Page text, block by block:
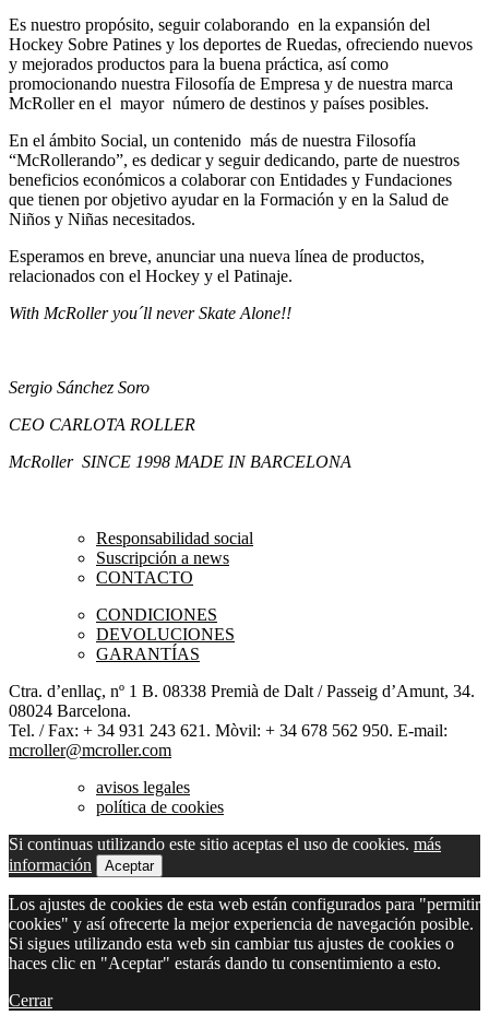
Es nuestro propósito, seguir colaborando en la expansión del
Hockey Sobre Patines y los deportes de Ruedas, ofreciendo nuevos
y mejorados productos para la buena práctica, así como
promocionando nuestra Filosofía de Empresa y de nuestra marca
McRoller en el mayor número de destinos y países posibles.
En el ámbito Social, un contenido más de nuestra Filosofía
“McRollerando”, es dedicar y seguir dedicando, parte de nuestros
beneficios económicos a colaborar con Entidades y Fundaciones
que tienen por objetivo ayudar en la Formación y en la Salud de
Niños y Niñas necesitados.
Esperamos en breve, anunciar una nueva línea de productos,
relacionados con el Hockey y el Patinaje.
With McRoller you´ll never Skate Alone!!
Sergio Sánchez Soro
CEO CARLOTA ROLLER
McRollerSINCE 1998 MADE IN BARCELONA
Responsabilidad social
Suscripción a news
CONTACTO
CONDICIONES
DEVOLUCIONES
GARANTÍAS
Ctra. d’enllaç, nº 1 B. 08338 Premià de Dalt / Passeig d’Amunt, 34.
08024 Barcelona.
Tel. / Fax: + 34 931 243 621. Mòvil: + 34 678 562 950. E-mail:
mcroller@mcroller.com
avisos legales
política de cookies
Si continuas utilizando este sitio aceptas el uso de cookies. más
información
Aceptar
Los ajustes de cookies de esta web están configurados para "permitir
cookies" y así ofrecerte la mejor experiencia de navegación posible.
Si sigues utilizando esta web sin cambiar tus ajustes de cookies o
haces clic en "Aceptar" estarás dando tu consentimiento a esto.
Cerrar